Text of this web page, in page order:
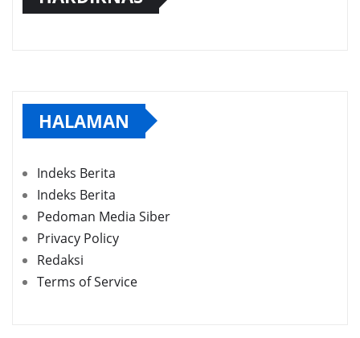
HALAMAN
Indeks Berita
Indeks Berita
Pedoman Media Siber
Privacy Policy
Redaksi
Terms of Service